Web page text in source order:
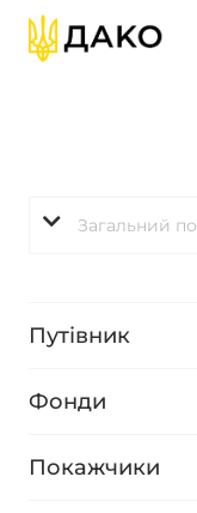
Путівник
Фонди
Покажчики